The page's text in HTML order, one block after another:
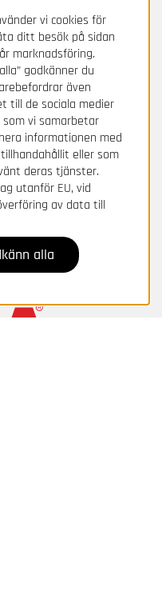
/ Two.vi cookies för
ditt besök på sidan
marknadsföring.
godkänner du
även
till de sociala medier
vi samarbetar
informationen med
eller som
deras tjänster.
utanför EU, vid
av data till
alla